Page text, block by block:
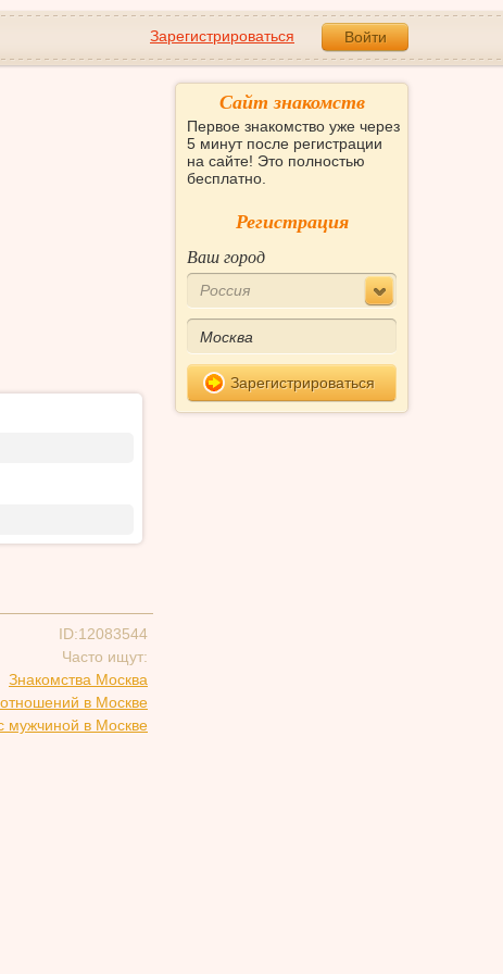
Зарегистрироваться Войти
ID:12083544
Часто ищут:
Знакомства Москва
в Москве
мужчиной в Москве
Сайт знакомств
Первое знакомство уже через
5 минут после регистрации
на сайте! Это полностью
бесплатно.
Регистрация
Ваш город
Россия
Зарегистрироваться